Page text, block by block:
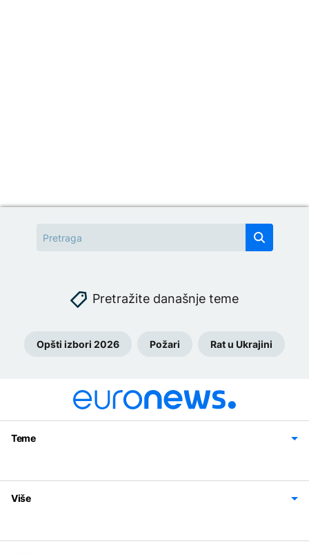
Pretražite današnje teme
Opšti izbori 2026 Požari Rat u Ukrajini
Teme
Svijet
Sport
Magazin
Više
Politika privatnosti
Uslovi korišćenja